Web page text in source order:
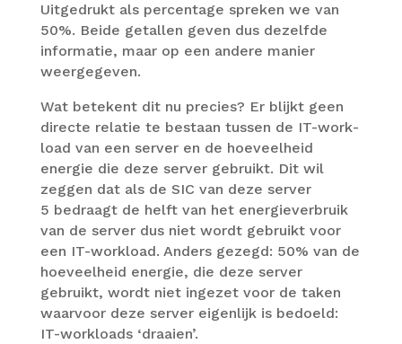
Uitge­drukt als percent­age spreken we van
50%. Beide getallen geven dus dezelfde
infor­matie, maar op een andere manier
weergegeven.
Wat betekent dit nu precies? Er blijkt geen
directe relatie te bestaan tussen de IT-work­
load van een server en de hoeveel­heid
energie die deze server gebruikt. Dit wil
zeggen dat als de SIC van deze server
5 bedraagt de helft van het energie­ver­bruik
van de server dus niet wordt gebruikt voor
een IT-work­load. Anders gezegd: 50% van de
hoeveel­heid energie, die deze server
gebruikt, wordt niet ingezet voor de taken
waar­voor deze server eigen­lijk is bedoeld:
IT-work­loads ‘draaien’.